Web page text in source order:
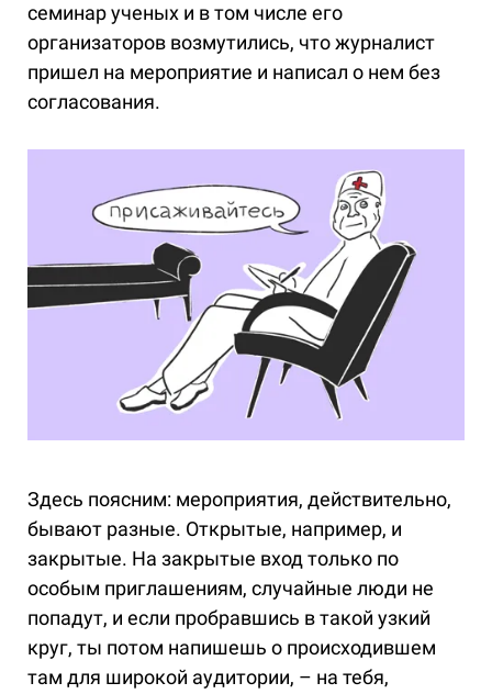
семинар ученых и в том числе его
организаторов возмутились, что журналист
пришел на мероприятие и написал о нем без
согласования.
Здесь поясним: мероприятия, действительно,
бывают разные. Открытые, например, и
закрытые. На закрытые вход только по
особым приглашениям, случайные люди не
попадут, и если пробравшись в такой узкий
круг, ты потом напишешь о происходившем
там для широкой аудитории, – на тебя,